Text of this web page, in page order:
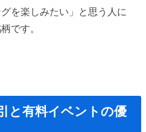
を楽しみたい」と思う人に
です。
と有料イベントの優